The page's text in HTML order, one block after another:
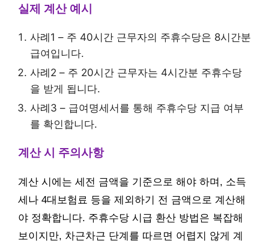
실제 계산 예시
사례1 – 주 40시간 근무자의 주휴수당은 8시간분
급여입니다.
사례2 – 주 20시간 근무자는 4시간분 주휴수당
을 받게 됩니다.
사례3 – 급여명세서를 통해 주휴수당 지급 여부
를 확인합니다.
계산 시 주의사항
계산 시에는 세전 금액을 기준으로 해야 하며, 소득
세나 4대보험료 등을 제외하기 전 금액으로 계산해
야 정확합니다. 주휴수당 시급 환산 방법은 복잡해
보이지만, 차근차근 단계를 따르면 어렵지 않게 계